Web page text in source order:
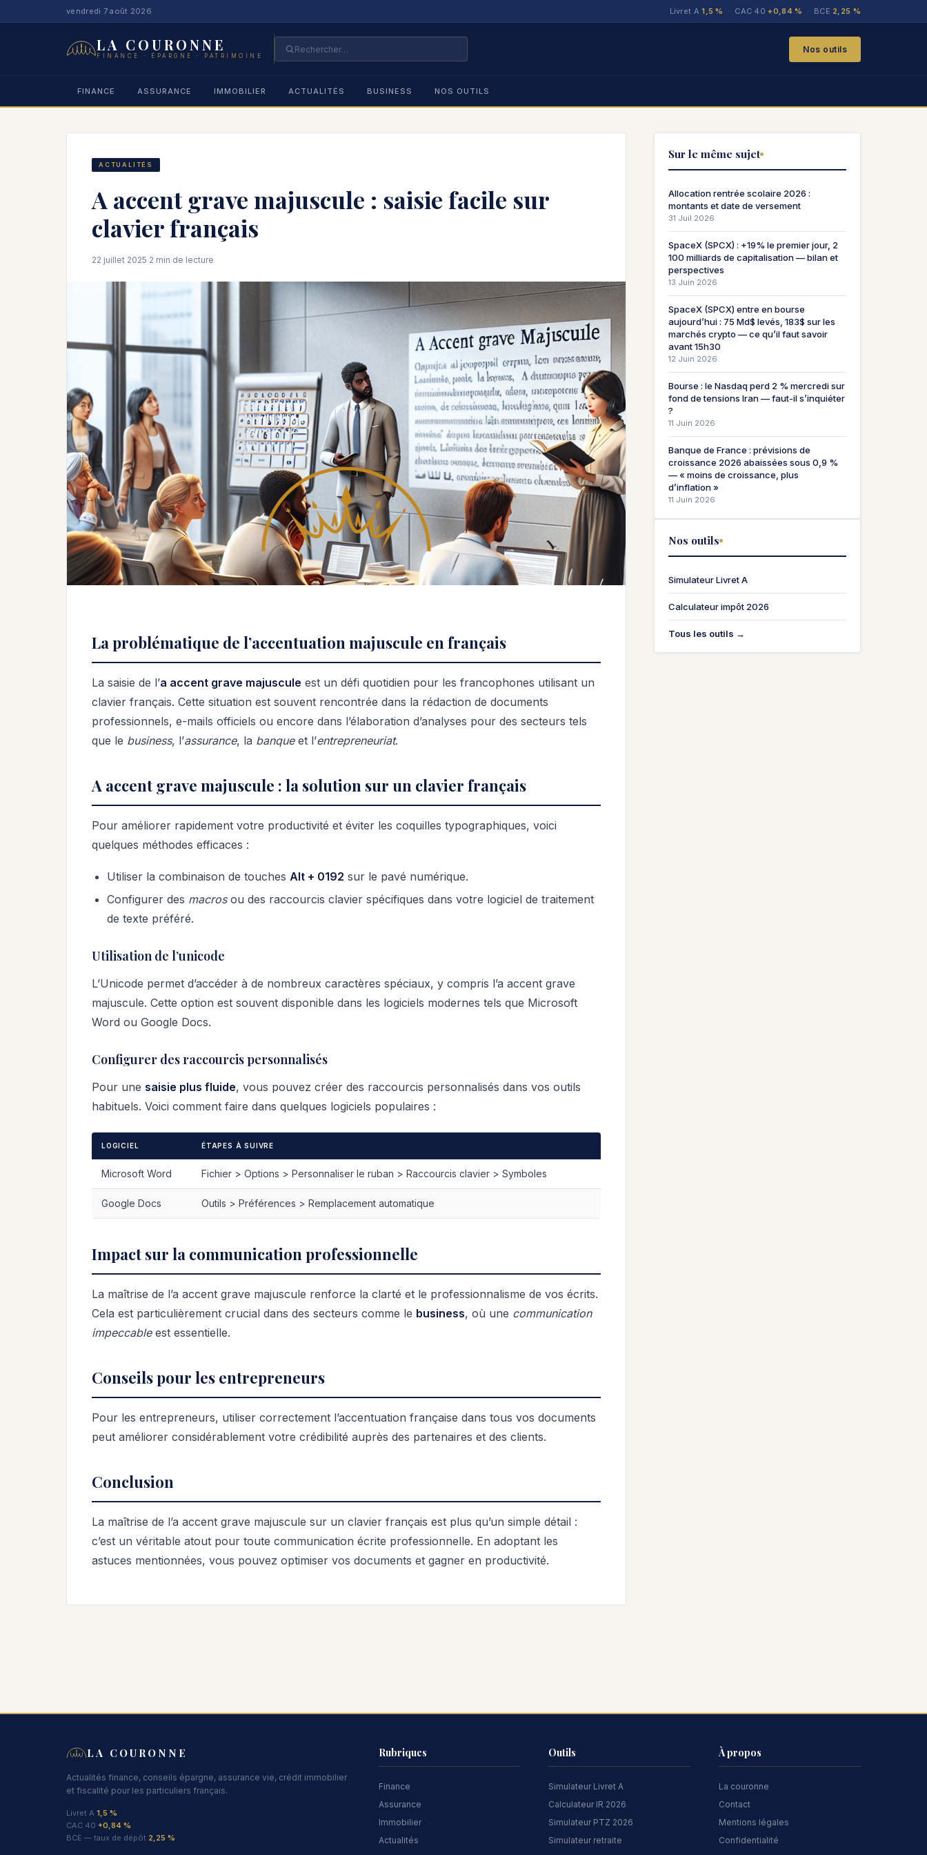
vendredi 7 août 2026 Livret A1,5 % · CAC 40+0,84 % · BCE 2,25 %
LA COURONNE
FINANCE · ÉPARGNE · PATRIMOINE
Nos outils
FINANCE ASSURANCE IMMOBILIER ACTUALITÉS BUSINESS NOS OUTILS
ACTUALITÉS
A accent grave majuscule : saisie facile sur
clavier français
22 juillet 2025·2 min de lecture
La problématique de l’accentuation majuscule en français
La saisie de l’a accent grave majuscule est un défi quotidien pour les francophones utilisant un
clavier français. Cette situation est souvent rencontrée dans la rédaction de documents
professionnels, e-mails officiels ou encore dans l’élaboration d’analyses pour des secteurs tels
que le business, l’assurance, la banqueet l’entrepreneuriat.
A accent grave majuscule : la solution sur un clavier français
Pour améliorer rapidement votre productivité et éviter les coquilles typographiques, voici
quelques méthodes efficaces :
Utiliser la combinaison de touches Alt + 0192 sur le pavé numérique.
Configurer des macrosou des raccourcis clavier spécifiques dans votre logiciel de traitement
de texte préféré.
Utilisation de l’unicode
L’Unicode permet d’accéder à de nombreux caractères spéciaux, y compris l’a accent grave
majuscule. Cette option est souvent disponible dans les logiciels modernes tels que Microsoft
Word ou Google Docs.
Configurer des raccourcis personnalisés
Pour une saisie plus fluide, vous pouvez créer des raccourcis personnalisés dans vos outils
habituels. Voici comment faire dans quelques logiciels populaires :
LOGICIEL ÉTAPES À SUIVRE
Microsoft Word Fichier > Options > Personnaliser le ruban > Raccourcis clavier > Symboles
Google Docs Outils > Préférences > Remplacement automatique
Impact sur la communication professionnelle
La maîtrise de l’a accent grave majuscule renforce la clarté et le professionnalisme de vos écrits.
Cela est particulièrement crucial dans des secteurs comme le business, où une communication
impeccableest essentielle.
Conseils pour les entrepreneurs
Pour les entrepreneurs, utiliser correctement l’accentuation française dans tous vos documents
peut améliorer considérablement votre crédibilité auprès des partenaires et des clients.
Conclusion
La maîtrise de l’a accent grave majuscule sur un clavier français est plus qu’un simple détail :
c’est un véritable atout pour toute communication écrite professionnelle. En adoptant les
astuces mentionnées, vous pouvez optimiser vos documents et gagner en productivité.
Sur le même sujet
Allocation rentrée scolaire 2026 :
montants et date de versement
31 Juil 2026
SpaceX (SPCX) : +19% le premier jour, 2
100 milliards de capitalisation — bilan et
perspectives
13 Juin 2026
SpaceX (SPCX) entre en bourse
aujourd’hui : 75 Md$ levés, 183$ sur les
marchés crypto — ce qu’il faut savoir
avant 15h30
12 Juin 2026
Bourse : le Nasdaq perd 2 % mercredi sur
fond de tensions Iran — faut-il s’inquiéter
?
11 Juin 2026
Banque de France : prévisions de
croissance 2026 abaissées sous 0,9 %
— « moins de croissance, plus
d’inflation »
11 Juin 2026
Nos outils
Simulateur Livret A
Calculateur impôt 2026
Tous les outils →
LA COURONNE
Actualités finance, conseils épargne, assurance vie, crédit immobilier
et fiscalité pour les particuliers français.
Livret A 1,5 %
CAC 40 +0,84 %
BCE — taux de dépôt 2,25 %
Rubriques
Finance
Assurance
Immobilier
Actualités
Outils
Simulateur Livret A
Calculateur IR 2026
Simulateur PTZ 2026
Simulateur retraite
À propos
La couronne
Contact
Mentions légales
Confidentialité